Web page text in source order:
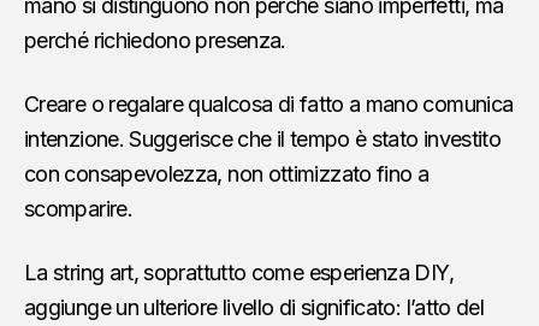
perché richiedono presenza.
Creare o regalare qualcosa di fatto a mano comunica
intenzione. Suggerisce che il tempo è stato investito
con consapevolezza, non ottimizzato fino a
scomparire.
La string art, soprattutto come esperienza DIY,
aggiunge un ulteriore livello di significato: l’atto del